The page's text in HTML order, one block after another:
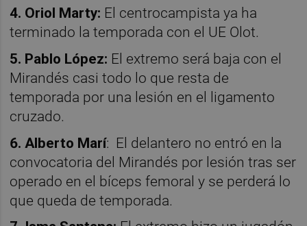
4. Oriol Marty: El centrocampista ya ha
terminado la temporada con el UE Olot.
5. Pablo López: El extremo será baja con el
Mirandés casi todo lo que resta de
temporada por una lesión en el ligamento
cruzado.
6. Alberto Marí: El delantero no entró en la
convocatoria del Mirandés por lesión tras ser
operado en el bíceps femoral y se perderá lo
que queda de temporada.